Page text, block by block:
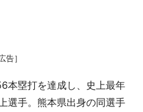
告］
本塁打を達成し、史上最年
選手。熊本県出身の同選手